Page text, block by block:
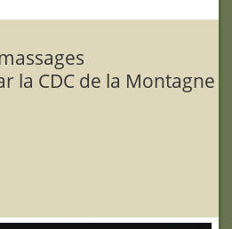
la CDC de la Montagne